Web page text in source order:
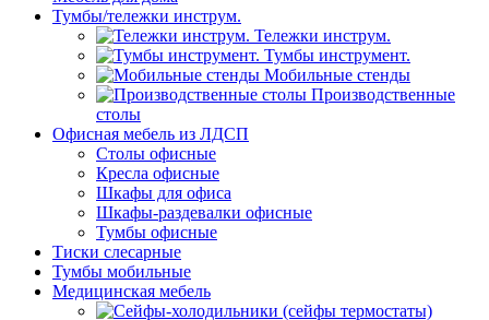
Тумбы/тележки инструм.
Тележки инструм.
Тумбы инструмент.
Мобильные стенды
Производственные
столы
Офисная мебель из ЛДСП
Столы офисные
Кресла офисные
Шкафы для офиса
Шкафы-раздевалки офисные
Тумбы офисные
Тиски слесарные
Тумбы мобильные
Медицинская мебель